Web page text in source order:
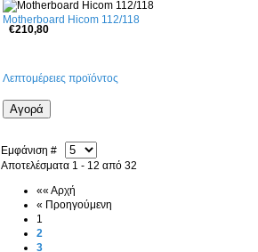
Motherboard Hicom 112/118
€210,80
Λεπτομέρειες προϊόντος
Εμφάνιση #
Αποτελέσματα 1 - 12 από 32
«« Αρχή
« Προηγούμενη
1
2
3